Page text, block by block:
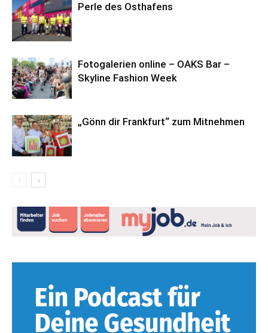
Perle des Osthafens
Fotogalerien online – OAKS Bar –
Skyline Fashion Week
„Gönn dir Frankfurt“ zum Mitnehmen